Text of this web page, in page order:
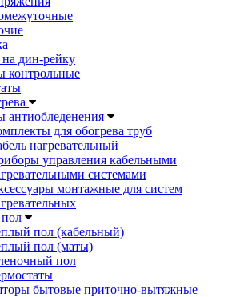
на дин-рейку
контрольные
антиобледенения
для обогрева труб
нагревательный
управления кабельными
системами
монтажные для систем
пол (кабельный)
пол (маты)
пол
бытовые приточно-вытяжные